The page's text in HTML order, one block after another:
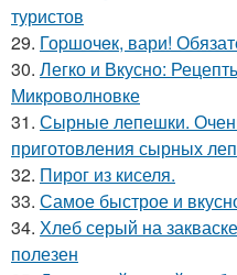
туристов
29. Гоpшочeк, вари!
30. Легко и Вкусно:
Микроволновке
31. Сырные лепешки.
приготовления сырных
32. Пирог из киселя.
33. Самое быстрое и
34. Хлеб серый на
полезен